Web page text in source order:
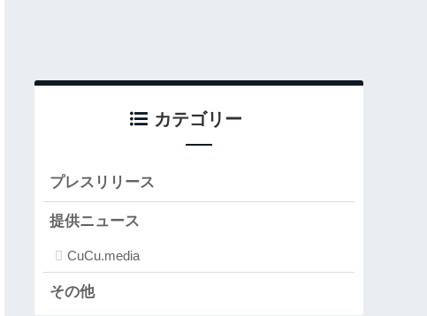
カテゴリー
プレスリリース
提供ニュース
CuCu.media
その他